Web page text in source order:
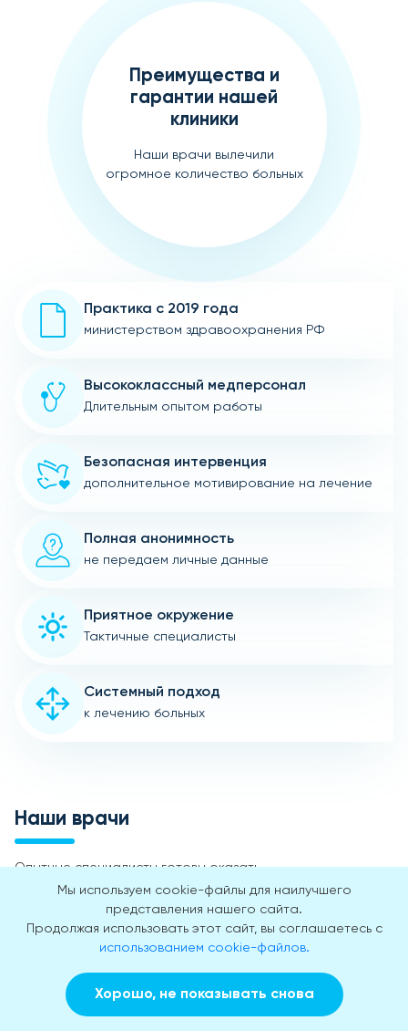
Преимущества и
гарантии нашей
клиники
Наши врачи вылечили
огромное количество больных
Практика с 2019 года
министерством здравоохранения РФ
Высококлассный медперсонал
Длительным опытом работы
Безопасная интервенция
дополнительное мотивирование на лечение
Полная анонимность
не передаем личные данные
Приятное окружение
Тактичные специалисты
Системный подход
к лечению больных
Наши врачи
Опытные специалисты готовы оказать
квалифицированную помощь в любое время суток, без
выходных и праздничных дней.
Мы используем cookie-файлы для наилучшего
представления нашего сайта.
Продолжая использовать этот сайт, вы соглашаетесь с
использованием cookie-файлов.
Хорошо, не показывать снова
Заказать звонок Вызвать врача на дом